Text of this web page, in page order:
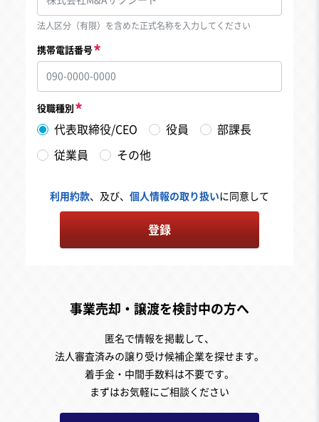
法人区分（有限）を含めた正式名称を入力してください
携帯電話番号
役職種別
代表取締役/CEO 役員 部課長
従業員 その他
利用約款、及び、 個人情報の取り扱いに同意して
登録
事業売却・譲渡を検討中の方へ
匿名で情報を掲載して、
法人審査済みの譲り受け候補企業を探せます。
着手金・中間手数料は不要です。
まずはお気軽にご相談ください